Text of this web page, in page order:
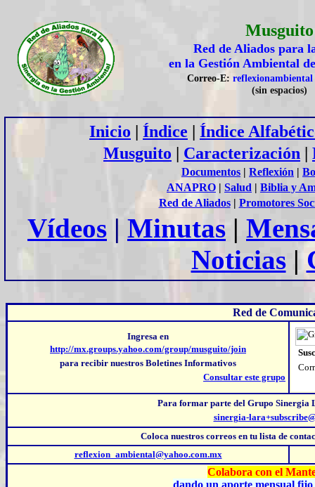
Musguito
Red de Aliados para
en la Gestión Ambiental
Correo-E:
(sin espacios)
Inicio | Índice | Índice
Musguito | Caracterización |
Documentos | Reflexión |
ANAPRO | Salud | Biblia y
Red de Aliados| Promotores
Vídeos | Minutas |
Noticias|
Red de
Ingresa en
http://mx.groups.yahoo.com/group/musguito/join
para recibir nuestros Boletines Informativos
Consultar este grupo
Para formar parte del Grupo Sinergia
sinergia-
Coloca nuestros correos en tu lista de
reflexion_ambiental@yahoo.com.mx
Colabora con el
dando un aporte mensual